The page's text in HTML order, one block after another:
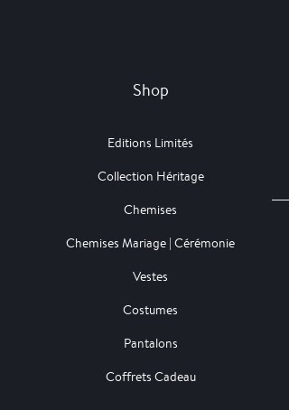
Shop
Editions Limités
Collection Héritage
Chemises
Chemises Mariage | Cérémonie
Vestes
Costumes
Pantalons
Coffrets Cadeau